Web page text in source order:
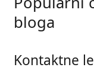
bloga
Kontaktne